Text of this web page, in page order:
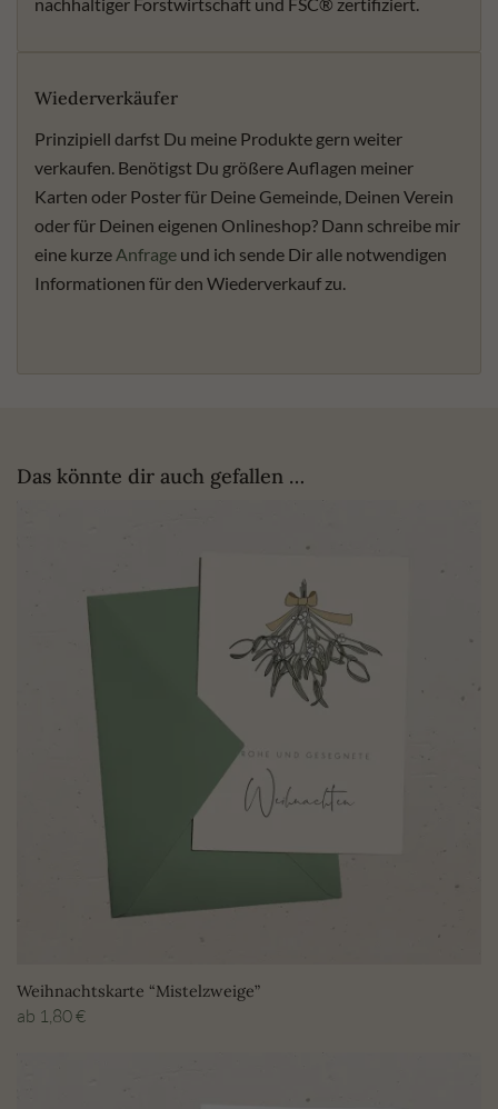
nachhaltiger Forstwirtschaft und FSC® zertifiziert.
Wiederverkäufer
Prinzipiell darfst Du meine Produkte gern weiter
verkaufen. Benötigst Du größere Auflagen meiner
Karten oder Poster für Deine Gemeinde, Deinen Verein
oder für Deinen eigenen Onlineshop? Dann schreibe mir
eine kurze Anfrage und ich sende Dir alle notwendigen
Informationen für den Wiederverkauf zu.
Das könnte dir auch gefallen …
Weihnachtskarte “Mistelzweige”
ab 1,80€